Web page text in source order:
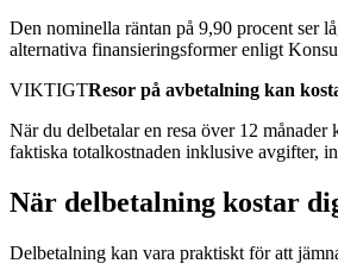
Den nominella räntan på 9,90 procent ser
alternativa finansieringsformer enligt
VIKTIGTResor på avbetalning kan
När du delbetalar en resa över 12
faktiska totalkostnaden inklusive avgifter,
När delbetalning kostar
Delbetalning kan vara praktiskt för att